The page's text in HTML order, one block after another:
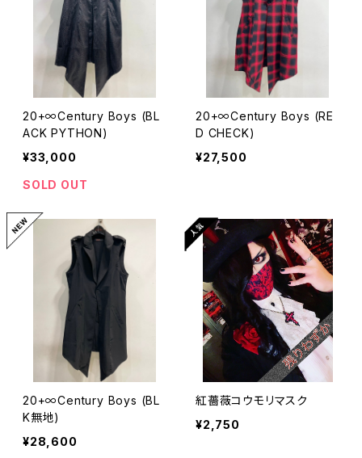
20+∞Century Boys (BL
ACK PYTHON)
¥33,000
SOLD OUT
20+∞Century Boys (RE
D CHECK)
¥27,500
20+∞Century Boys (BL
K無地)
¥28,600
紅薔薇コウモリマスク
¥2,750